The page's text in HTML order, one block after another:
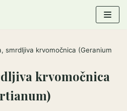
smrdljiva krvomočnica (Geranium
krvomočnica